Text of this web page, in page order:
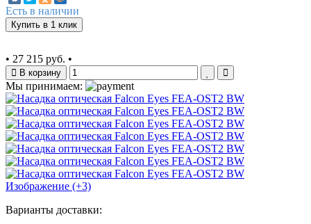
Есть в наличии
Купить в 1 клик
• 27 215 руб. •
В корзину
Мы принимаем:
Изображение (+3)
Варианты доставки: